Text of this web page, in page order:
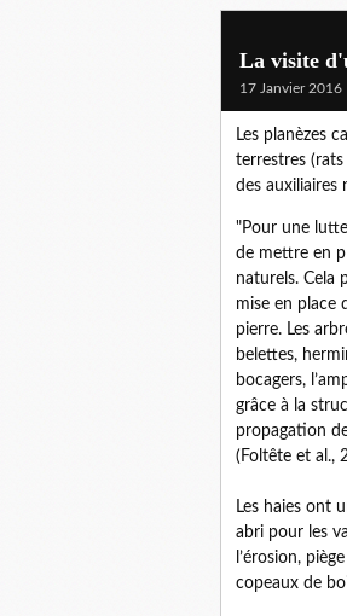
La visite
17 Janvier 2016
Les planèzes
terrestres
des auxiliaires
"Pour une
de mettre en
naturels. Cela
mise en place
pierre. Les
belettes,
bocagers,
grâce à la
propagation
(Foltête et al.,
Les haies ont
abri pour les
l’érosion,
copeaux de